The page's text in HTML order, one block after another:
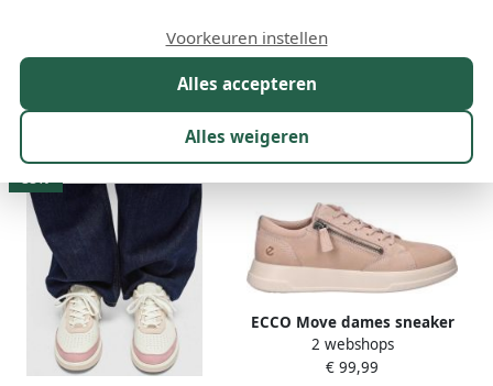
Kleur 1
39 resultaten:
33%
ECCO Move dames sneaker
Oudroze
2 webshops
€ 99,99
Alles accepteren
Alles weigeren
Voorkeuren instellen